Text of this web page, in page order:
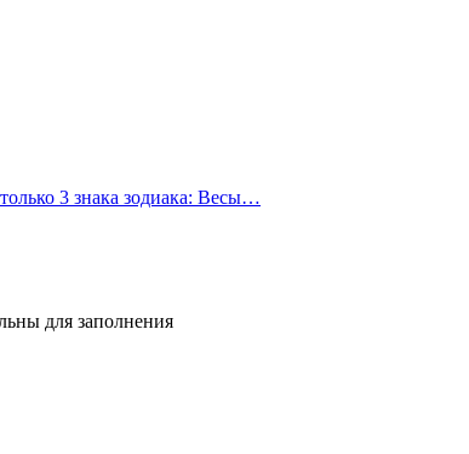
3 знака зодиака: Весы…
для заполнения